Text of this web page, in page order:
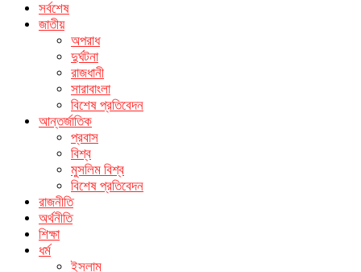
সর্বশেষ
জাতীয়
অপরাধ
দুর্ঘটনা
রাজধানী
সারাবাংলা
বিশেষ প্রতিবেদন
আন্তর্জাতিক
প্রবাস
বিশ্ব
মুসলিম বিশ্ব
বিশেষ প্রতিবেদন
রাজনীতি
অর্থনীতি
শিক্ষা
ধর্ম
ইসলাম